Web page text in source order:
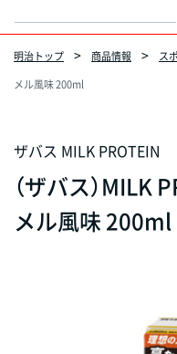
明治トップ 商品情報 ス
メル風味 200ml
ザバス MILK PROTEIN
（ザバス）MILK
メル風味 200ml